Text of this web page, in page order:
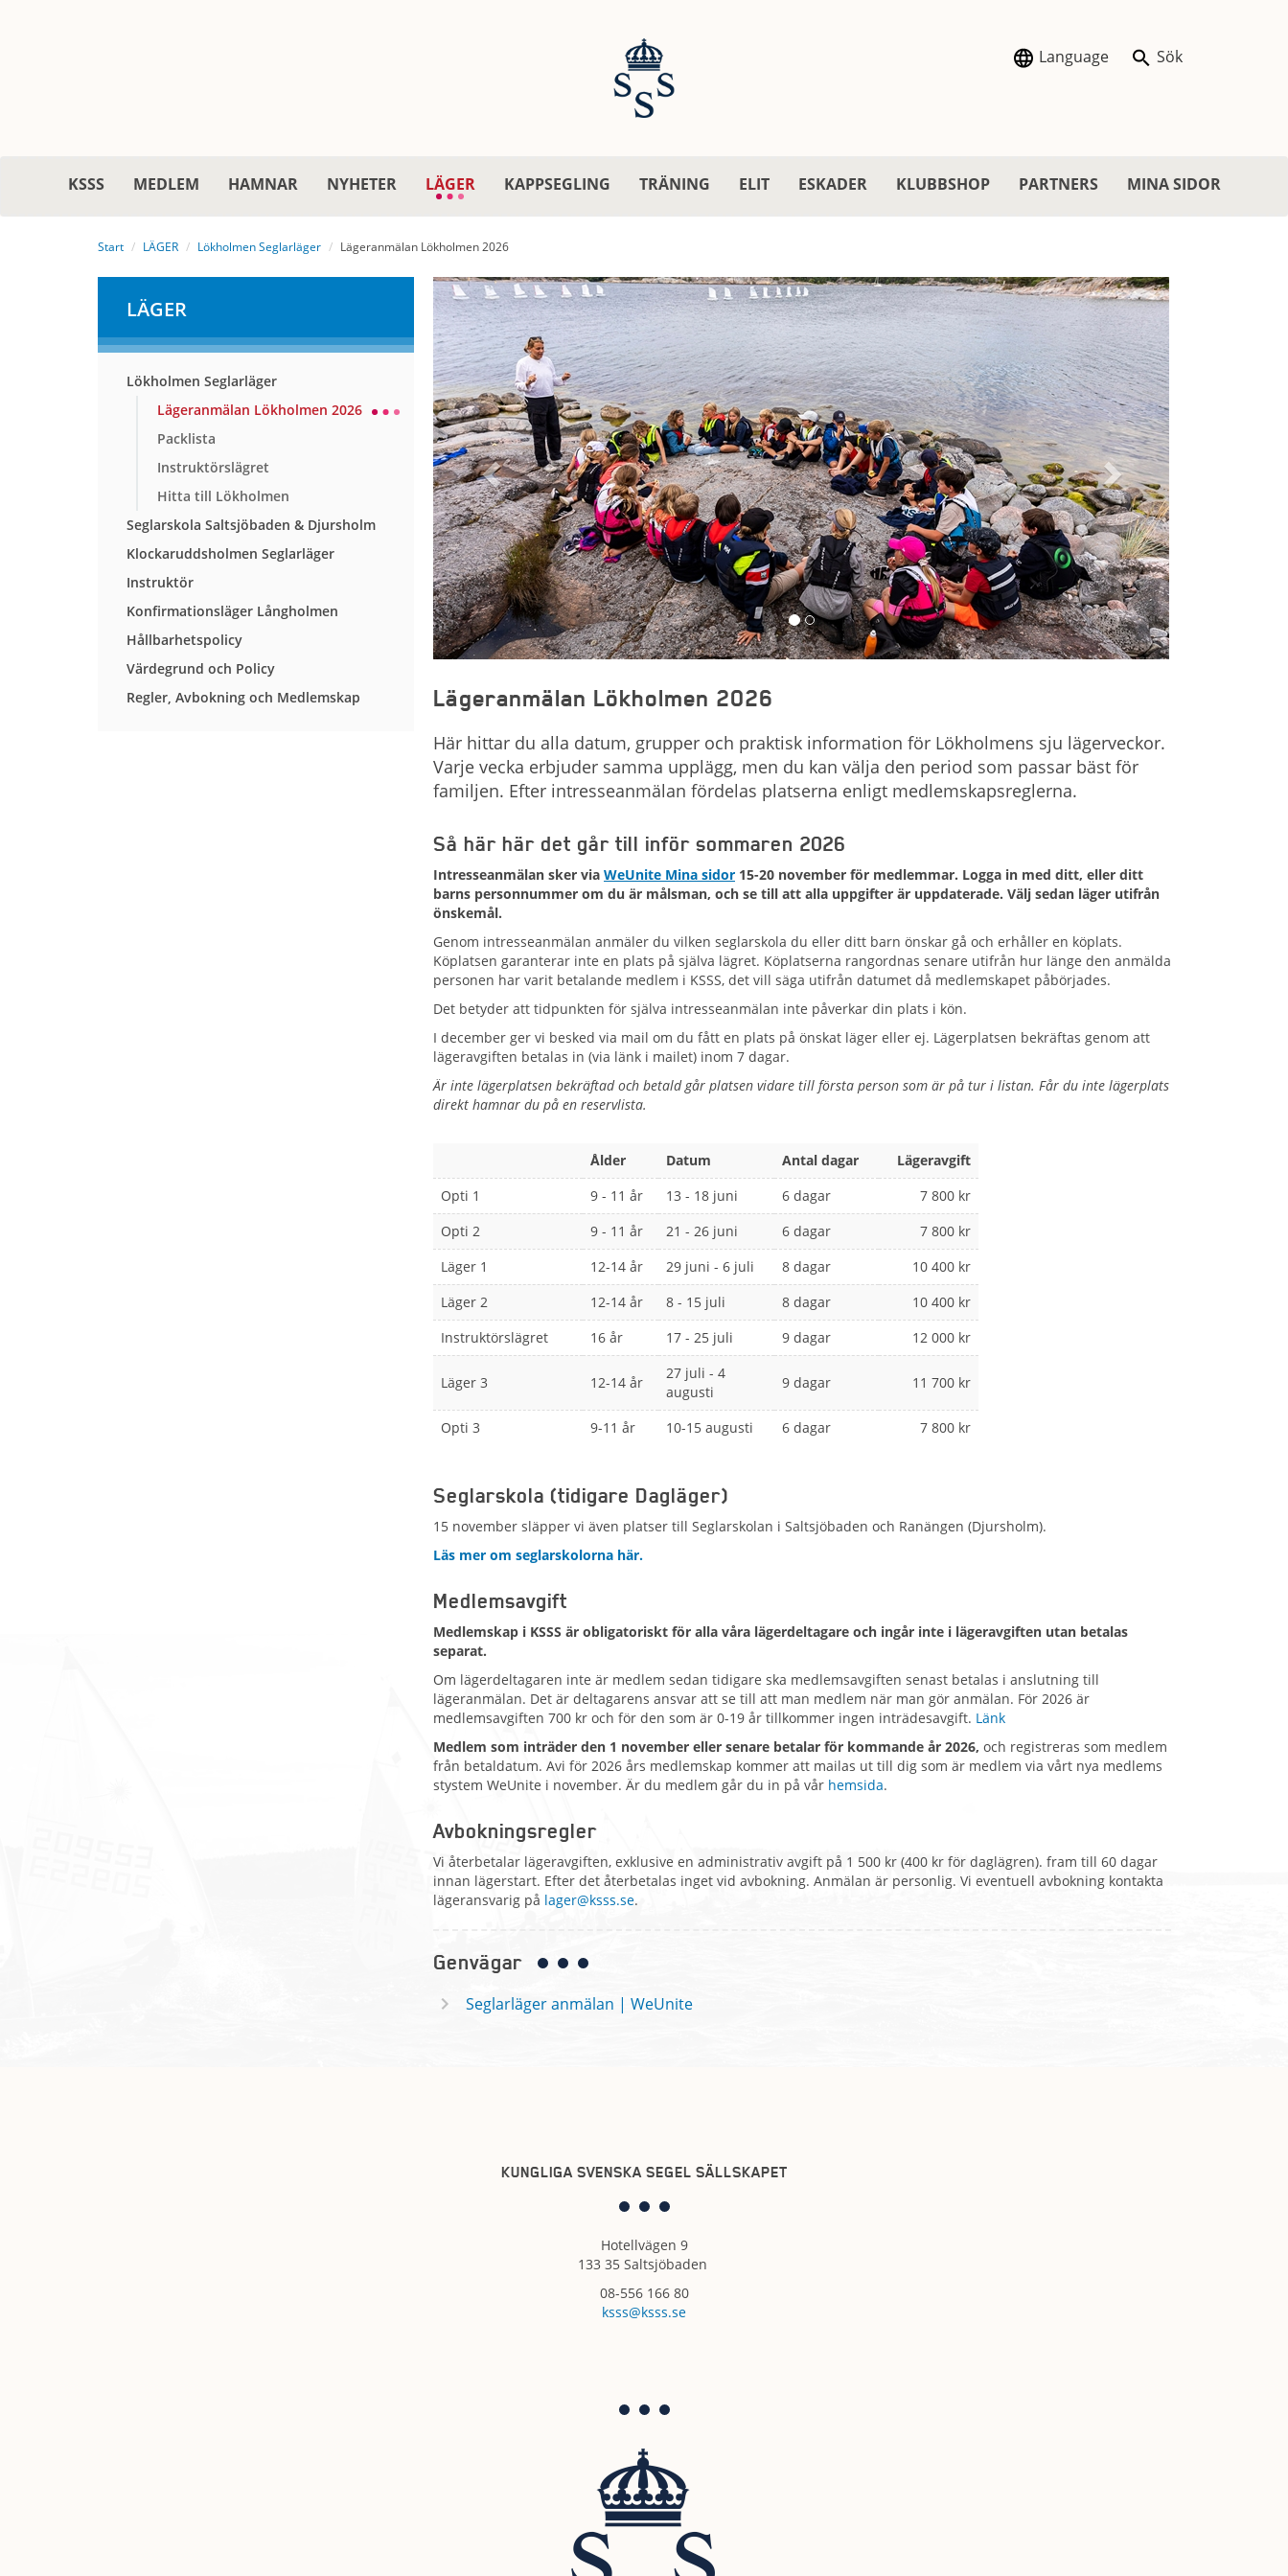
Language Sök
KSSS MEDLEM HAMNAR NYHETER LÄGER KAPPSEGLING TRÄNING ELIT ESKADER KLUBBSHOP PARTNERS MINA SIDOR
Start LÄGER Lökholmen Seglarläger Lägeranmälan Lökholmen 2026
LÄGER
Lökholmen Seglarläger
Lägeranmälan Lökholmen 2026
Packlista
Instruktörslägret
Hitta till Lökholmen
Seglarskola Saltsjöbaden & Djursholm
Klockaruddsholmen Seglarläger
Instruktör
Konfirmationsläger Långholmen
Hållbarhetspolicy
Värdegrund och Policy
Regler, Avbokning och Medlemskap
Lägeranmälan Lökholmen 2026
Här hittar du alla datum, grupper och praktisk information för Lökholmens sju lägerveckor.
Varje vecka erbjuder samma upplägg, men du kan välja den period som passar bäst för
familjen. Efter intresseanmälan fördelas platserna enligt medlemskapsreglerna.
Så här här det går till inför sommaren 2026
Intresseanmälan sker via WeUnite Mina sidor 15-20 november för medlemmar. Logga in med ditt, eller ditt
barns personnummer om du är målsman, och se till att alla uppgifter är uppdaterade. Välj sedan läger utifrån
önskemål.
Genom intresseanmälan anmäler du vilken seglarskola du eller ditt barn önskar gå och erhåller en köplats.
Köplatsen garanterar inte en plats på själva lägret. Köplatserna rangordnas senare utifrån hur länge den anmälda
personen har varit betalande medlem i KSSS, det vill säga utifrån datumet då medlemskapet påbörjades.
Det betyder att tidpunkten för själva intresseanmälan inte påverkar din plats i kön.
I december ger vi besked via mail om du fått en plats på önskat läger eller ej. Lägerplatsen bekräftas genom att
lägeravgiften betalas in (via länk i mailet) inom 7 dagar.
Är inte lägerplatsen bekräftad och betald går platsen vidare till första person som är på tur i listan. Får du inte lägerplats
direkt hamnar du på en reservlista.
Ålder Datum Antal dagar
Lägeravgift
Opti 1
9 - 11 år 13 - 18 juni 6 dagar
7 800 kr
Opti 2
9 - 11 år 21 - 26 juni 6 dagar
7 800 kr
Läger 1
12-14 år 29 juni - 6 juli 8 dagar
10 400 kr
Läger 2
12-14 år 8 - 15 juli 8 dagar
10 400 kr
Instruktörslägret
16 år 17 - 25 juli 9 dagar 12 000 kr
Läger 3 12-14 år
27 juli - 4
augusti
9 dagar 11 700 kr
Opti 3 9-11 år 10-15 augusti 6 dagar 7 800 kr
Seglarskola (tidigare Dagläger)
15 november släpper vi även platser till Seglarskolan i Saltsjöbaden och Ranängen (Djursholm).
Läs mer om seglarskolorna här.
Medlemsavgift
Medlemskap i KSSS är obligatoriskt för alla våra lägerdeltagare och ingår inte i lägeravgiften utan betalas
separat.
Om lägerdeltagaren inte är medlem sedan tidigare ska medlemsavgiften senast betalas i anslutning till
lägeranmälan. Det är deltagarens ansvar att se till att man medlem när man gör anmälan. För 2026 är
medlemsavgiften 700 kr och för den som är 0-19 år tillkommer ingen inträdesavgift. Länk
Medlem som inträder den 1 november eller senare betalar för kommande år 2026, och registreras som medlem
från betaldatum. Avi för 2026 års medlemskap kommer att mailas ut till dig som är medlem via vårt nya medlems
stystem WeUnite i november. Är du medlem går du in på vår hemsida.
Avbokningsregler
Vi återbetalar lägeravgiften, exklusive en administrativ avgift på 1 500 kr (400 kr för daglägren). fram till 60 dagar
innan lägerstart. Efter det återbetalas inget vid avbokning. Anmälan är personlig. Vi eventuell avbokning kontakta
lägeransvarig på lager@ksss.se.
Genvägar
Seglarläger anmälan | WeUnite
KUNGLIGA SVENSKA SEGEL SÄLLSKAPET
Hotellvägen 9
133 35 Saltsjöbaden
08-556 166 80
ksss@ksss.se